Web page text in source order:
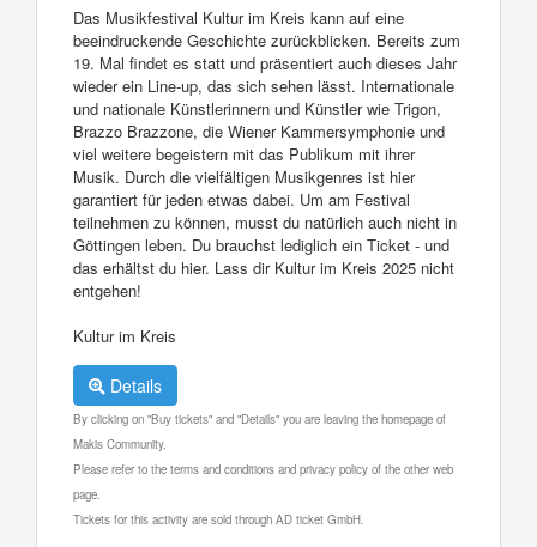
Das Musikfestival Kultur im Kreis kann auf eine
beeindruckende Geschichte zurückblicken. Bereits zum
19. Mal findet es statt und präsentiert auch dieses Jahr
wieder ein Line-up, das sich sehen lässt. Internationale
und nationale Künstlerinnern und Künstler wie Trigon,
Brazzo Brazzone, die Wiener Kammersymphonie und
viel weitere begeistern mit das Publikum mit ihrer
Musik. Durch die vielfältigen Musikgenres ist hier
garantiert für jeden etwas dabei. Um am Festival
teilnehmen zu können, musst du natürlich auch nicht in
Göttingen leben. Du brauchst lediglich ein Ticket - und
das erhältst du hier. Lass dir Kultur im Kreis 2025 nicht
entgehen!
Kultur im Kreis
Details
By clicking on "Buy tickets" and "Details" you are leaving the homepage of
Makis Community.
Please refer to the terms and conditions and privacy policy of the other web
page.
Tickets for this activity are sold through AD ticket GmbH.